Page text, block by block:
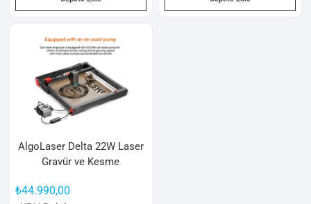
AlgoLaser Delta 22W Laser
Gravür ve Kesme
₺44.990,00